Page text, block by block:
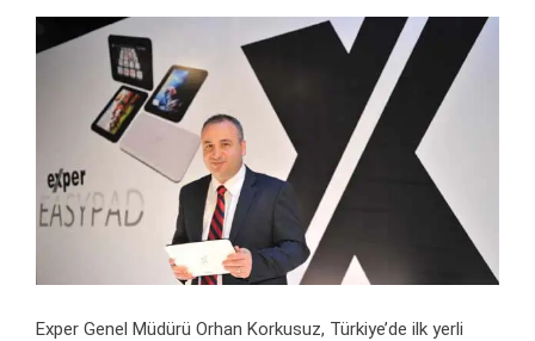
Exper Genel Müdürü Orhan Korkusuz, Türkiye’de ilk yerli